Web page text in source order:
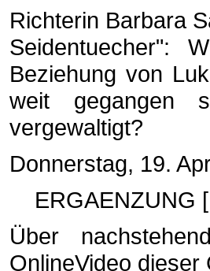
Richterin Barbara
Seidentuecher":
Beziehung von
weit gegangen
vergewaltigt?
Donnerstag, 19.
ERGAENZUNG
Über
OnlineVideo